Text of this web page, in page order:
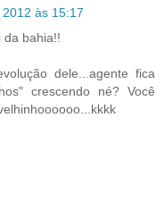
às 15:17
da bahia!!
dele...agente fica
crescendo né? Você